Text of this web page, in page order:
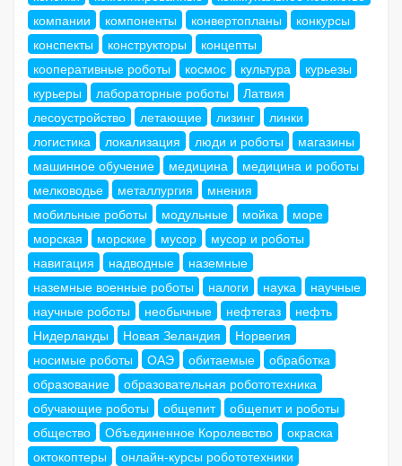
компании
компоненты конвертопланы
конкурсы
конспекты
конструкторы
концепты
кооперативные роботы
космос культура
курьезы
курьеры
лабораторные роботы
Латвия
лесоустройство
летающие лизинг
линки
логистика
локализация люди и роботы
магазины
машинное обучение
медицина
медицина и роботы
мелководье
металлургия
мнения
мобильные роботы
модульные мойка
море
морская
морские мусор
мусор и роботы
навигация
надводные
наземные
наземные военные роботы
налоги наука
научные
научные роботы
необычные нефтегаз
нефть
Нидерланды
Новая Зеландия
Норвегия
носимые роботы
ОАЭ обитаемые
обработка
образование
образовательная робототехника
обучающие роботы
общепит
общепит и роботы
общество
Объединенное Королевство
окраска
октокоптеры
онлайн-курсы робототехники